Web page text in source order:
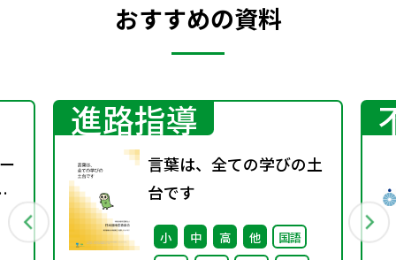
おすすめの資料
進路指導
言葉は、全ての学びの土
台です
小 中 高 他
国語